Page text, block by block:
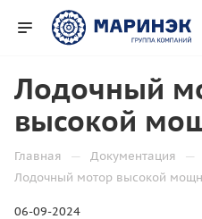
Лодочный
высокой
Главная — Документация —
Лодочный мотор высокой
06-09-2024